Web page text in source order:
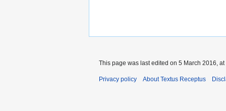
This page was last edited on 5 March 2016, at
Privacy policy About Textus Receptus